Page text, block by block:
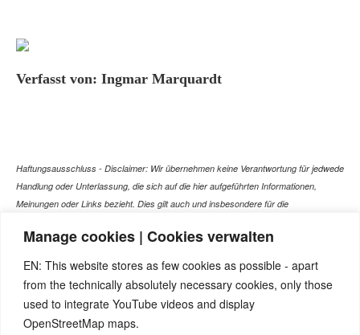
Manage cookies | Cookies verwalten
EN: This website stores as few cookies as possible - apart
from the technically absolutely necessary cookies, only those
used to integrate YouTube videos and display
OpenStreetMap maps.
Verfasst von: Ingmar Marquardt
Haftungsausschluss - Disclaimer: Wir übernehmen keine Verantwortung für jedwede
Handlung oder Unterlassung, die sich auf die hier aufgeführten Informationen,
Meinungen oder Links bezieht. Dies gilt auch und insbesondere für die
Gespräch mit dem Arzt Ihres Vertrauens darstellen können. Bei den Texten auf
Versuch einer Diagnose oder Behandlung! Wir übernehmen keinerlei Gewähr für die
Korrektheit, Aktualität, Vollständigkeit oder Qualität der Informationen auf dieser
Website. Zusätzlich müssen wir jede Haftung oder Garantie ausschließen. Dies gilt
auch für alle Verweise (Links), die direkt oder indirekt angeboten werden. Wir